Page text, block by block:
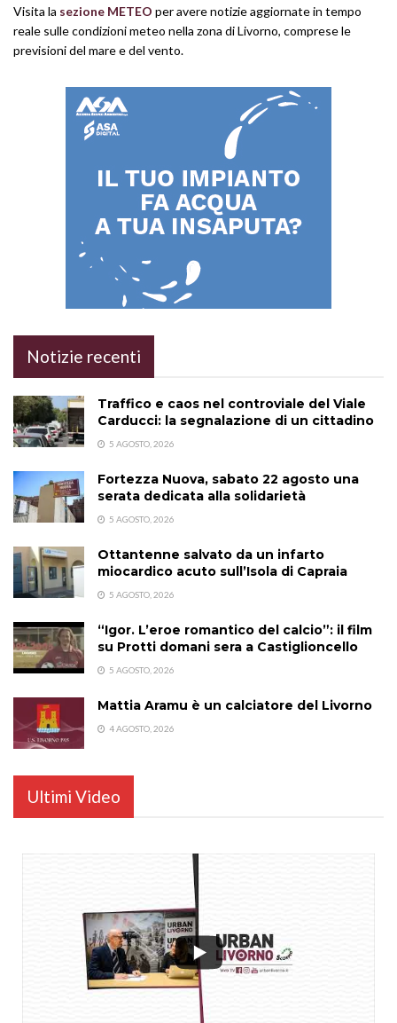
Visita la sezione METEO per avere notizie aggiornate in tempo
reale sulle condizioni meteo nella zona di Livorno, comprese le
previsioni del mare e del vento.
Notizie recenti
Traffico e caos nel controviale del Viale
Carducci: la segnalazione di un cittadino
5 AGOSTO, 2026
Fortezza Nuova, sabato 22 agosto una
serata dedicata alla solidarietà
5 AGOSTO, 2026
Ottantenne salvato da un infarto
miocardico acuto sull’Isola di Capraia
5 AGOSTO, 2026
“Igor. L’eroe romantico del calcio”: il film
su Protti domani sera a Castiglioncello
5 AGOSTO, 2026
Mattia Aramu è un calciatore del Livorno
4 AGOSTO, 2026
Ultimi Video